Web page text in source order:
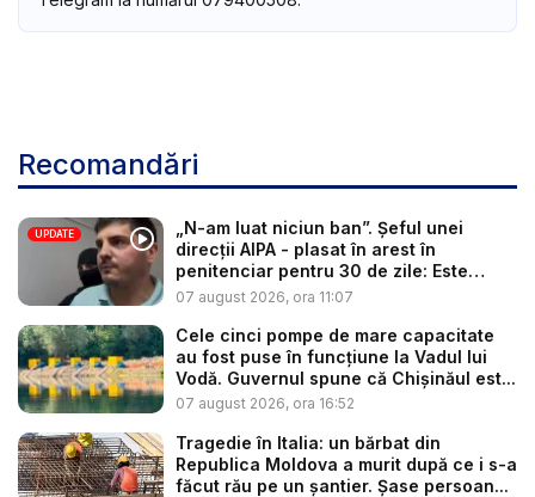
Recomandări
UPDATE
„N-am luat niciun ban”. Șeful unei
direcții AIPA - plasat în arest în
penitenciar pentru 30 de zile: Este
cerc...
07 august 2026, ora 11:07
Cele cinci pompe de mare capacitate
au fost puse în funcțiune la Vadul lui
Vodă. Guvernul spune că Chișinăul est...
07 august 2026, ora 16:52
Tragedie în Italia: un bărbat din
Republica Moldova a murit după ce i s-a
făcut rău pe un șantier. Șase persoan...